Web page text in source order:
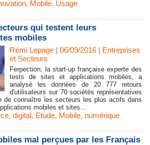
, Mobile, Usage
qui testent leurs
mobiles
Rémi Lepage | 06/09/2016 | Entreprises
et Secteurs
Ferpection, la start-up française experte des
tests de sites et applications mobiles, a
analysé les données de 20 777 retours
d'utilisateurs sur 70 sociétés représentatives
de connaître les secteurs les plus actifs dans
mobiles et sites...
, digital, Etude, Mobile, numérique
mal perçues par les Français